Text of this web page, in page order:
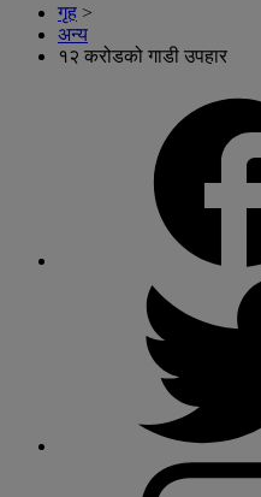
गृह >
अन्य
१२ करोडको गाडी उपहार